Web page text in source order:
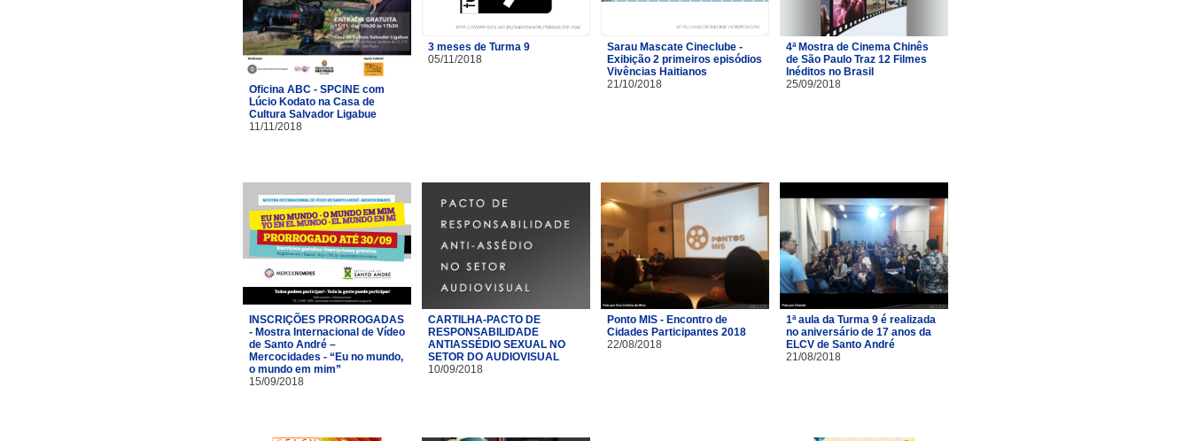
Oficina ABC - SPCINE com
Lúcio Kodato na Casa de
Cultura Salvador Ligabue
11/11/2018
3 meses de Turma 9
05/11/2018
Sarau Mascate Cineclube -
Exibição 2 primeiros episódios
Vivências Haitianos
21/10/2018
4ª Mostra de Cinema Chinês
de São Paulo Traz 12 Filmes
Inéditos no Brasil
25/09/2018
INSCRIÇÕES PRORROGADAS
- Mostra Internacional de Vídeo
de Santo André –
Mercocidades - “Eu no mundo,
o mundo em mim”
15/09/2018
CARTILHA-PACTO DE
RESPONSABILIDADE
ANTIASSÉDIO SEXUAL NO
SETOR DO AUDIOVISUAL
10/09/2018
Ponto MIS - Encontro de
Cidades Participantes 2018
22/08/2018
1ª aula da Turma 9 é realizada
no aniversário de 17 anos da
ELCV de Santo André
21/08/2018